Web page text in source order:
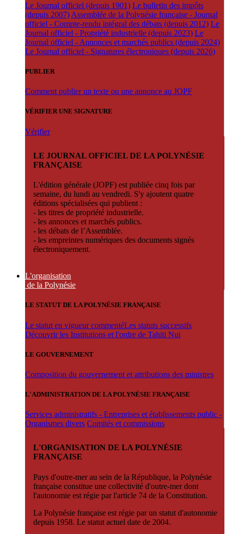
Le Journal officiel (depuis 1901) Le bulletin des impôts
(depuis 2007) Assemblée de la Polynésie française - Journal
officiel - Compte-rendu intégral des débats (depuis 2012) Le
Journal officiel - Propriété industrielle (depuis 2023) Le
Journal officiel - Annonces et marchés publics (depuis 2024)
Le Journal officiel - Signatures électroniques (depuis 2026)
PUBLIER
Comment publier un texte ou une annonce au JOPF
VÉRIFIER UNE SIGNATURE
Vérifier
LE JOURNAL OFFICIEL DE LA POLYNÉSIE
FRANÇAISE
L'édition générale (JOPF) est publiée cinq fois par
semaine, du lundi au vendredi. S'y ajoutent quatre
éditions spécialisées qui publient :
- les titres de propriété industrielle.
- les annonces et marchés publics.
- les débats de l’Assemblée.
- les empreintes numériques des documents signés
électroniquement.
L'organisation
de la Polynésie
LE STATUT DE LA POLYNÉSIE FRANÇAISE
Le statut en vigueur commentéLes statuts successifs
Découvrir les Institutions et l'ordre de Tahiti Nui
LE GOUVERNEMENT
Composition du gouvernement et attributions des ministres
L'ADMINISTRATION DE LA POLYNÉSIE FRANÇAISE
Services administratifs - Entreprises et établissements public -
Organismes divers Comités et commissions
L'ORGANISATION DE LA POLYNÉSIE
FRANÇAISE
Pays d'outre-mer au sein de la République, la Polynésie
française constitue une collectivité d'outre-mer dont
l'autonomie est régie par l'article 74 de la Constitution.
La Polynésie française est régie par un statut d'autonomie
depuis 1958. Le statut actuel date de 2004.